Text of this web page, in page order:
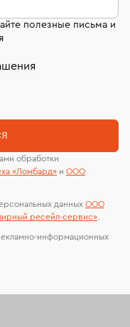
полезные письма и
обработки
«Ломбард» и ООО
данных ООО
ресейл-сервиc».
информационных